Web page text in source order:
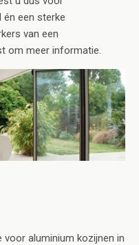
én een sterke
van een
om meer informatie.
voor aluminium kozijnen in